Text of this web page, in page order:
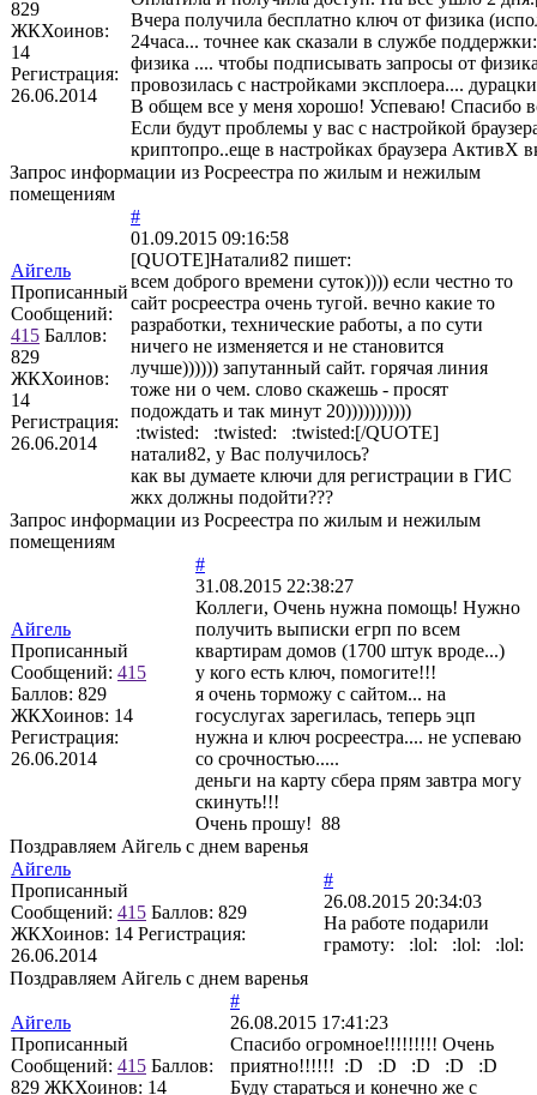
829
ЖКХоинов:
14
Регистрация:
26.06.2014
Вчера получила бесплатно ключ от физика
24часа... точнее как сказали в службе
физика .... чтобы подписывать запросы от
провозилась с настройками эксплоера....
В общем все у меня хорошо! Успеваю! Спасибо
Если будут проблемы у вас с настройкой
криптопро..еще в настройках браузера
Запрос информации из Росреестра по жилым и нежилым
помещениям
Айгель
Прописанный
Сообщений:
415 Баллов:
829
ЖКХоинов:
14
Регистрация:
26.06.2014
#
01.09.2015 09:16:58
[QUOTE]Натали82 пишет:
всем доброго времени суток)))) если честно то
сайт росреестра очень тугой. вечно какие то
разработки, технические работы, а по сути
ничего не изменяется и не становится
лучше)))))) запутанный сайт. горячая линия
тоже ни о чем. слово скажешь - просят
подождать и так минут 20)))))))))))
:twisted: :twisted: :twisted:[/QUOTE]
натали82, у Вас получилось?
как вы думаете ключи для регистрации в ГИС
жкх должны подойти???
Запрос информации из Росреестра по жилым и нежилым
помещениям
Айгель
Прописанный
Сообщений: 415
Баллов: 829
ЖКХоинов: 14
Регистрация:
26.06.2014
#
31.08.2015 22:38:27
Коллеги, Очень нужна помощь! Нужно
получить выписки егрп по всем
квартирам домов (1700 штук вроде...)
у кого есть ключ, помогите!!!
я очень торможу с сайтом... на
госуслугах зарегилась, теперь эцп
нужна и ключ росреестра.... не успеваю
со срочностью.....
деньги на карту сбера прям завтра могу
скинуть!!!
Очень прошу! 88
Поздравляем Айгель с днем варенья
Айгель
Прописанный
Сообщений: 415 Баллов: 829
ЖКХоинов: 14 Регистрация:
26.06.2014
#
26.08.2015 20:34:03
На работе подарили
грамоту: :lol: :lol: :lol:
Поздравляем Айгель с днем варенья
Айгель
Прописанный
Сообщений: 415 Баллов:
829 ЖКХоинов: 14
#
26.08.2015 17:41:23
Спасибо огромное!!!!!!!!! Очень
приятно!!!!!! :D :D :D :D :D
Буду стараться и конечно же с